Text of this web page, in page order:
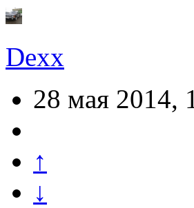
Dexx
28 мая 2014,
↑
↓